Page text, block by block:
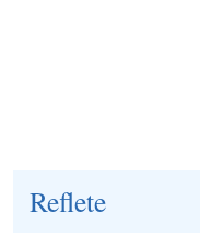
Reflete